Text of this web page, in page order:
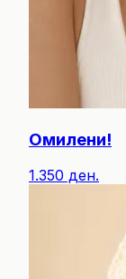
Омилени!
1.350 ден.